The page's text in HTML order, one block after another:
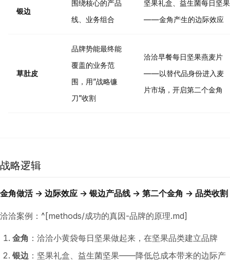
银边
围绕核心的产品
线、业务组合
坚果礼盒、益生菌每日坚果
——金角产生的边际效应
草肚皮
品牌势能最终能
覆盖的业务范
围，用”战略镰
刀”收割
洽洽早餐每日坚果燕麦片
——以替代品身份进入麦
片市场，开启第二个金角
战略逻辑
金角做活 → 边际效应 → 银边产品线 → 第二个金角 → 品类收割
洽洽案例：^[methods/成功的真因-品牌的原理.md]
金角 ：洽洽小黄袋每日坚果做起来，在坚果品类建立品牌
银边 ：坚果礼盒、益生菌坚果——降低总成本带来的边际产